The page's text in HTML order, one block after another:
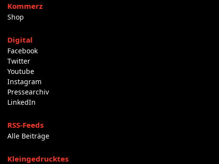
Kommerz
Shop
Digital
Facebook
Twitter
Youtube
Instagram
Pressearchiv
LinkedIn
RSS-Feeds
Alle Beiträge
Kleingedrucktes